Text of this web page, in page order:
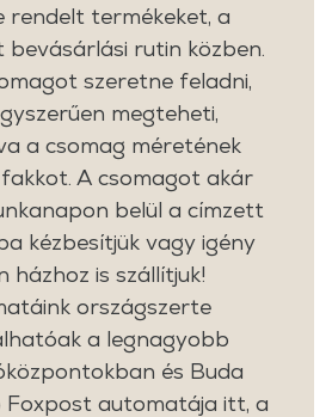
rendelt termékeket, a
bevásárlási rutin közben.
szeretne feladni,
megteheti,
a csomag méretének
A csomagot akár
belül a címzett
kézbesítjük vagy igény
házhoz is szállítjuk!
országszerte
a legnagyobb
és Buda
Foxpost automatája itt, a